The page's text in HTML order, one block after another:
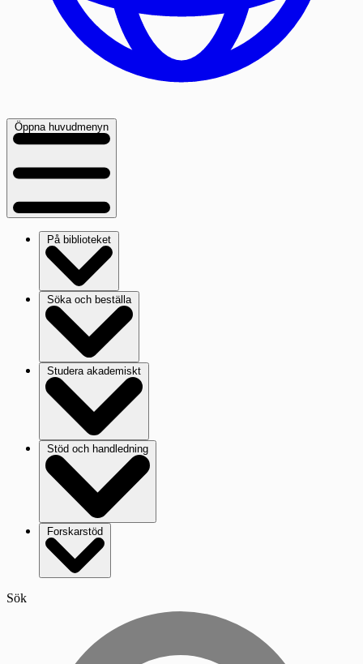
Öppna huvudmenyn
På biblioteket
Söka och beställa
Studera akademiskt
Stöd och handledning
Forskarstöd
Sök